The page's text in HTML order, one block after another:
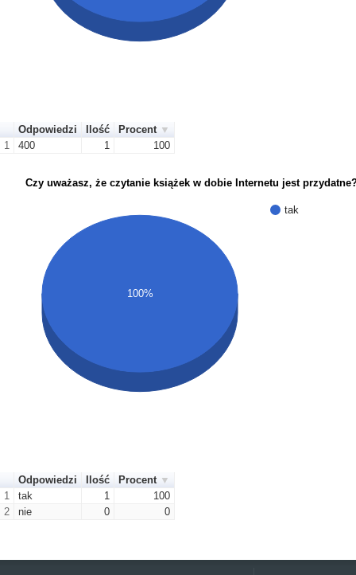
Odpowiedzi Ilość
Procent
1
400 1 100
Czy uważasz, że czytanie książek w dobie Internetu jest
tak
100%
Odpowiedzi Ilość
Procent
1
tak 1
100
2
nie 0 0